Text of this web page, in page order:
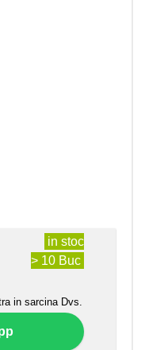
in stoc
> 10 Buc
in sarcina Dvs.